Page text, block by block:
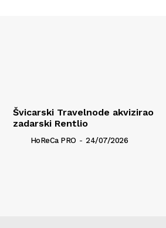
Švicarski Travelnode akvizirao
zadarski Rentlio
HoReCa PRO - 24/07/2026